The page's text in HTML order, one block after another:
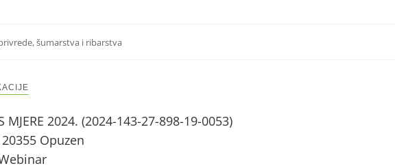
šumarstva i ribarstva
MJERE 2024. (2024-143-27-898-19-0053)
Opuzen